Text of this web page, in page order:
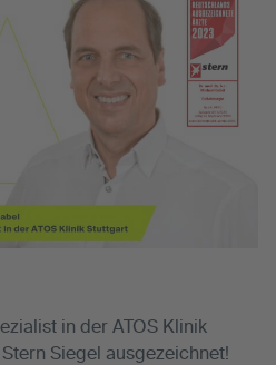
in der ATOS Klinik
Siegel ausgezeichnet!